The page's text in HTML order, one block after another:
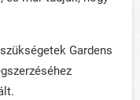
Gardens